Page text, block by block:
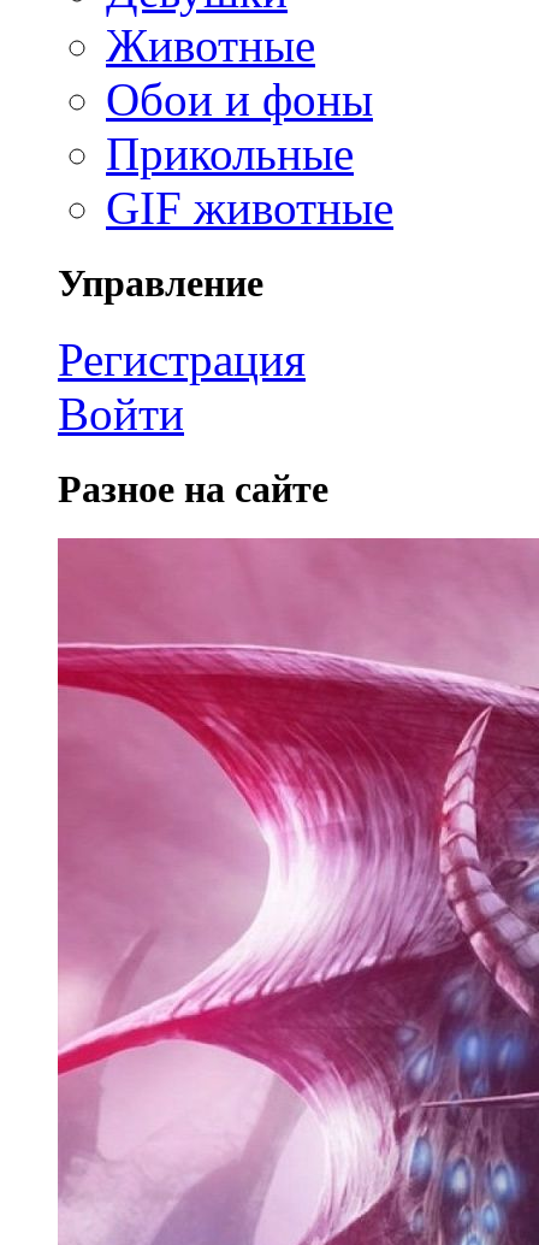
Животные
Обои и фоны
Прикольные
GIF животные
Управление
Регистрация
Войти
Разное на сайте